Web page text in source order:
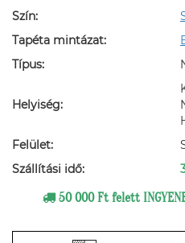
Szín:
Tapéta mintázat:
Típus:
Helyiség:
Felület:
Szállítási idő:
50 000 Ft felett